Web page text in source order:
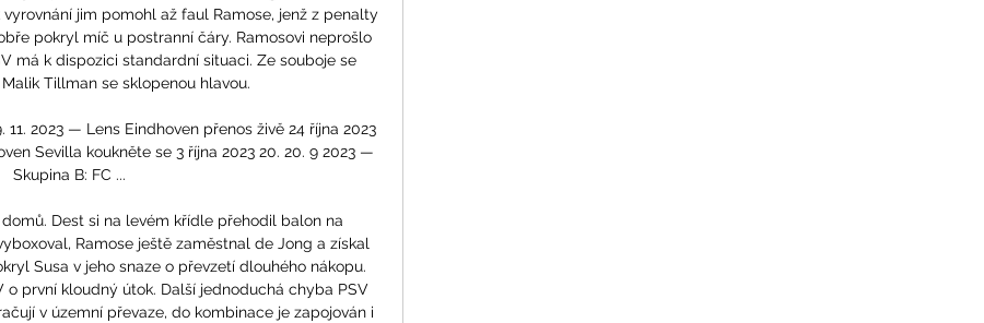
jim pomohl až faul Ramose, jenž z penalty
pokryl míč u postranní čáry. Ramosovi neprošlo
má k dispozici standardní situaci. Ze souboje se
Tillman se sklopenou hlavou.
11. 2023 — Lens Eindhoven přenos živě 24 října 2023
Sevilla koukněte se 3 října 2023 20. 20. 9 2023 —
Skupina B: FC ...
Dest si na levém křídle přehodil balon na
Ramose ještě zaměstnal de Jong a získal
Susa v jeho snaze o převzetí dlouhého nákopu.
o první kloudný útok. Další jednoduchá chyba PSV
v územní převaze, do kombinace je zapojován i